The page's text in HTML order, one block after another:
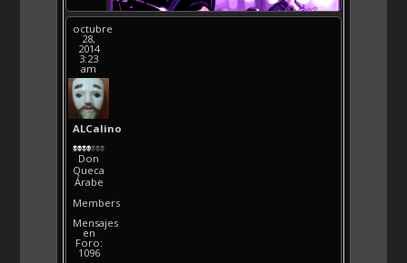
octubre
28,
2014
3:23
am
ALCalino
Don
Queca
Árabe
Members
Mensajes
en
Foro:
1096